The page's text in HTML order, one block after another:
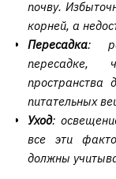
почву.
корней, а
Пересадка:
пересадке,
питательных
Уход:
все эти
должны